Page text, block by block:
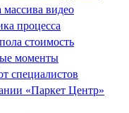
массива видео
процесса
стоимость
моменты
специалистов
«Паркет Центр»